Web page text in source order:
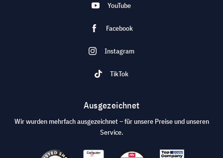
YouTube
Facebook
Instagram
TikTok
Ausgezeichnet
Wir wurden mehrfach ausgezeichnet – für unsere Preise und unseren
Service.